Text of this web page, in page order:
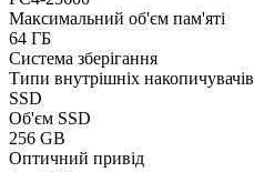
Максимальний об'єм пам'яті
64 ГБ
Система зберігання
Типи внутрішніх накопичувачів
SSD
Об'єм SSD
256 GB
Оптичний привід